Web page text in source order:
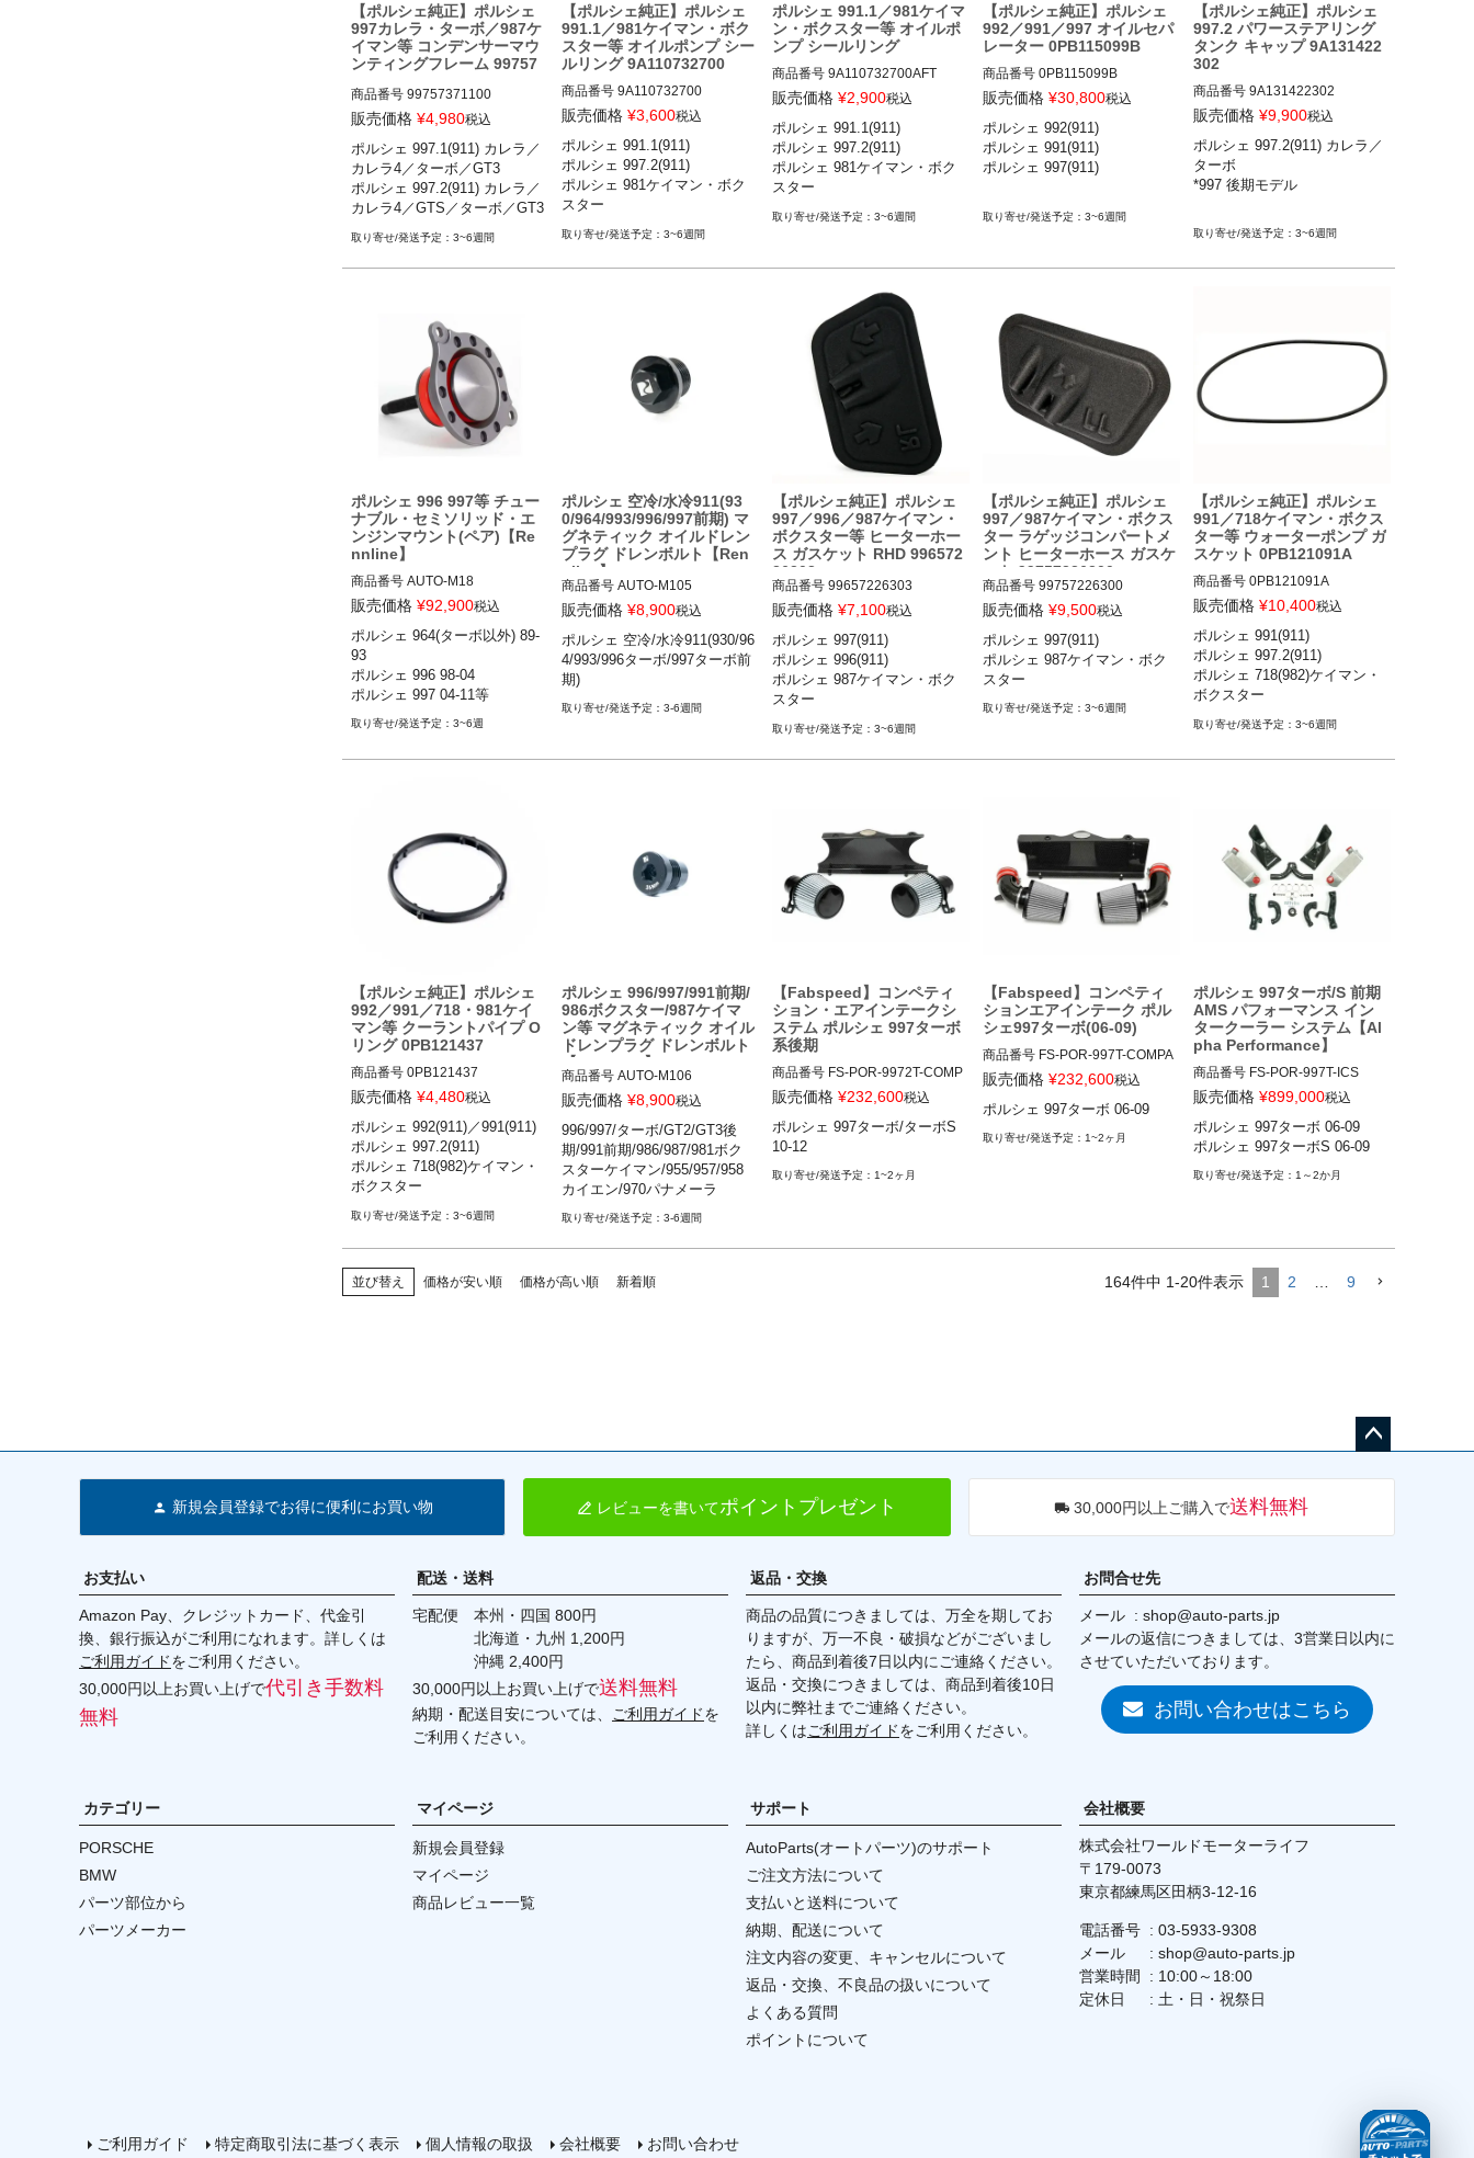
【ポルシェ純正】ポルシェ
997カレラ・ターボ／987ケ
イマン等 コンデンサーマウ
ンティングフレーム 99757
商品番号 99757371100
ポルシェ 997.1(911) カレラ／カ
レラS／カレラ4／カレラ4S／タ
ーボ／GT3／GT3 RS 05-08
ポルシェ 997.2(911) カレラ／カ
レラS／カレラ4／カレラ4S／G
T3 RS 09-13
ポルシェ 987ボクスター ボクス
ター／ボクスターS 05-12
販売価格 ¥4,980税込
ポルシェ 997.1(911) カレラ／
カレラ4／ターボ／GT3
ポルシェ 997.2(911) カレラ／
カレラ4／GTS／ターボ／GT3
ポルシェ 987ケイマン・ボク
スター
3~6週間
【ポルシェ純正】ポルシェ
991.1／981ケイマン・ボク
スター等 オイルポンプ シー
ルリング 9A110732700
商品番号 9A110732700
ポルシェ 991.1(911) カレラ／カ
レラS／カレラ4／カレラ4S／タ
ーボ／ターボS／GT3／GT3 RS
11-15
ポルシェ 997.2(911) カレラ／カ
カレラ4S／カレラ4GTS／ター
ポルシェ 981ボクスター ボクス
ター／ボクスターS 12-16
ポルシェ 987.2ケイマン ケイマ
*997／987後期モデル(997.2／9
87.2)
販売価格 ¥3,600税込
ポルシェ 991.1(911)
ポルシェ 997.2(911)
ポルシェ 981ケイマン・ボク
スター
ポルシェ 987.2ケイマン・ボ
クスター ケイマン／ケイマン
3~6週間
ポルシェ 991.1／981ケイマ
ン・ボクスター等 オイルポ
ンプ シールリング
商品番号 9A110732700AFT
ポルシェ 991.1(911) カレラ／カ
レラS／カレラ4／カレラ4S／タ
ーボ／ターボS／GT3／GT3 RS
11-15
ポルシェ 997.2(911) カレラ／カ
ボ／ターボS／GT2／GT2RS／G
T3／GT3 RS 08-11
ポルシェ 981ケイマン ケイマン
／ケイマンS／GT4 12-16
ポルシェ 981ボクスター ボクス
ター／ボクスターS 12-16
ポルシェ 987.2ケイマン ケイマ
ン／ケイマンS／ケイマンR 09-
ポルシェ 987.2ボクスター ボク
スター／ボクスターS 09-12
87.2)
販売価格 ¥2,900税込
ポルシェ 991.1(911)
ポルシェ 997.2(911)
ポルシェ 981ケイマン・ボク
スター
ポルシェ 987.2ケイマン・ボ
クスター ケイマン／ケイマン
3~6週間
【ポルシェ純正】ポルシェ
992／991／997 オイルセパ
レーター 0PB115099B
商品番号 0PB115099B
ポルシェ 992(911) カレラ／カレ
ラS／カレラ4／カレラ4S／タル
ガ4／タルガ4S／ターボ／ター
ポルシェ 991(911) カレラ／カレ
ポルシェ 997(911) カレラ／カレ
レラ4S／カレラ4GTS／ターボ
／ターボS 09-11
販売価格 ¥30,800税込
ポルシェ 992(911)
ポルシェ 991(911)
ポルシェ 997(911)
3~6週間
【ポルシェ純正】ポルシェ
997.2 パワーステアリング
タンク キャップ 9A131422
302
商品番号 9A131422302
ポルシェ 997.2(911) カレラ／カ
レラS／カレラGTS／カレラ4／
カレラ4S／カレラ4GTS／ター
11
販売価格 ¥9,900税込
ポルシェ 997.2(911) カレラ／
ターボ
*997 後期モデル
3~6週間
ポルシェ 996 997等 チュー
ナブル・セミソリッド・エ
ンジンマウント(ペア)【Re
nnline】
商品番号 AUTO-M18
M18
ポルシェ 964(ターボ以外) 89-93
ポルシェ 993 93-98
ポルシェ 996 98-04
ポルシェ 997 04-11
ポルシェ 986ボクスターS 00-04
マン 04-12
販売価格 ¥92,900税込
ポルシェ 964(ターボ以外) 89-
93
ポルシェ 996 98-04
ポルシェ 997 04-11等
3~6週
ポルシェ 空冷/水冷911(93
0/964/993/996/997前期) マ
グネティック オイルドレン
プラグ ドレンボルト【Ren
nline】
商品番号 AUTO-M105
ポルシェ 930 74-89
ポルシェ 964 89-94
ポルシェ 993 94-97
ポルシェ 997ターボ/GT2/GT3前
ポルシェ 968 92-95
販売価格 ¥8,900税込
ポルシェ 空冷/水冷911(930/96
4/993/996ターボ/997ターボ前
期)
3-6週間
【ポルシェ純正】ポルシェ
997／996／987ケイマン・
ボクスター等 ヒーターホー
ス ガスケット RHD 996572
26303
商品番号 99657226303
ポルシェ 997(911) カレラ／カレ
ラS／カレラGTS／カレラ4／カ
レラ4S／カレラ4GTS／ターボ
／ターボS／GT2／GT2RS／GT
3／GT3 RS 04-11
ラ4／カレラ4S／ターボ／ター
／ケイマンS／ケイマンR 05-12
ポルシェ 987ボクスター ボクス
ター／ボクスターS 05-12
ポルシェ 986ボクスター ボクス
ター／ボクスターS 96-04
販売価格 ¥7,100税込
ポルシェ 997(911)
ポルシェ 996(911)
ポルシェ 987ケイマン・ボク
スター
3~6週間
【ポルシェ純正】ポルシェ
997／987ケイマン・ボクス
ター ラゲッジコンパートメ
ント ヒーターホース ガスケ
ット 99757226300
商品番号 99757226300
ポルシェ 997(911) カレラ／カレ
ラS／カレラGTS／カレラ4／カ
レラ4S／カレラ4GTS／ターボ
／ターボS／GT2／GT2RS／GT
／ケイマンS／ケイマンR 05-12
販売価格 ¥9,500税込
ポルシェ 997(911)
ポルシェ 987ケイマン・ボク
3~6週間
【ポルシェ純正】ポルシェ
991／718ケイマン・ボクス
ター等 ウォーターポンプ ガ
スケット 0PB121091A
商品番号 0PB121091A
ポルシェ 991(911) カレラ／カレ
ラS／カレラ4／カレラ4S／ター
ボ／ターボS／GT3／GT3 RS／
GT2 RS 11-19
ポルシェ 997.2(911) カレラ／カ
カレラ4S／カレラ4GTS／ター
マン／ケイマンS／ケイマンGTS
／ケイマンGT4／ケイマンGT4
RS 16-
ポルシェ 718(982)ボクスター ボ
クスター／ボクスターS／ボクス
ポルシェ 981ボクスター ボクス
ター／ボクスターS 12-16
ポルシェ 987.2ケイマン ケイマ
ン／ケイマンS／ケイマンR 09-
12
ポルシェ 987.2ボクスター ボク
販売価格 ¥10,400税込
ポルシェ 991(911)
ポルシェ 997.2(911)
ポルシェ 718(982)ケイマン・
ボクスター
ポルシェ 981ケイマン・ボク
3~6週間
【ポルシェ純正】ポルシェ
992／991／718・981ケイ
マン等 クーラントパイプ O
リング 0PB121437
商品番号 0PB121437
ポルシェ 992(911) カレラ／カレ
ラS／カレラ4／カレラ4S／タル
ガ4／タルガ4S／ターボ／ター
ボS／GT3 18-
ポルシェ 991(911) カレラ／カレ
ボ／ターボS／GT3／GT3 RS／
GT2 RS 11-19
ポルシェ 997.2(911) カレラ／カ
ポルシェ 981 ケイマン／ケイマ
ポルシェ 987.2 ケイマン／ケイ
マンS／ケイマンR 09-12
ポルシェ 987.2 ボクスター／ボ
クスターS 09-12
販売価格 ¥4,480税込
ポルシェ 992(911)／991(911)
ポルシェ 997.2(911)
ポルシェ 718(982)ケイマン・
ボクスター
スター 等
3~6週間
ポルシェ 996/997/991前期/
986ボクスター/987ケイマ
ン等 マグネティック オイル
ドレンプラグ ドレンボルト
【Rennline】
商品番号 AUTO-M106
ポルシェ 996カレラ系 97-04
ポルシェ 997カレラ系 04-11
ポルシェ 997ターボ/GT2/GT3後
期 08-11
ポルシェ 986ボクスター 96-04
ポルシェ 987ボクスター/ケイマ
ン 04-12
販売価格 ¥8,900税込
996/997/ターボ/GT2/GT3後
期/991前期/986/987/981ボク
スターケイマン/955/957/958
カイエン/970パナメーラ
3-6週間
【Fabspeed】コンペティ
ション・エアインテークシ
ステム ポルシェ 997ターボ
系後期
商品番号 FS-POR-9972T-COMP
AI
12FAB"FS.POR.9972T.COMPAI"
販売価格 ¥232,600税込
ポルシェ 997ターボ/ターボS
10-12
1~2ヶ月
【Fabspeed】コンペティ
ションエアインテーク ポル
シェ997ターボ(06-09)
商品番号 FS-POR-997T-COMPA
I 販売価格 ¥232,600税込
ポルシェ 997ターボ 06-09
1~2ヶ月
ポルシェ 997ターボ/S 前期
AMS パフォーマンス イン
タークーラー システム【Al
pha Performance】
商品番号 FS-POR-997T-ICS
FS_POR_997T_ICS
※Fabspeedサイトではカート不
具合で価格表示ありませんがメ
ーカーサイトで確認済みです
m/
ポルシェ 997ターボ 06-09
販売価格 ¥899,000税込
ポルシェ 997ターボ 06-09
ポルシェ 997ターボS 06-09
1～2か月
並び替え 価格が安い順 価格が高い順 新着順 164件中 1-20件表示 1 2 9
へ
新規会員登録でお得に便利にお買い物 レビューを書いてポイントプレゼント 30,000円以上ご購入で送料無料
お支払い
Amazon Pay、クレジットカード、代金引
換、銀行振込がご利用になれます。詳しくは
ご利用ガイドをご利用ください。
30,000円以上お買い上げで代引き手数料
無料
配送・送料
宅配便 本州・四国 800円
北海道・九州 1,200円
沖縄 2,400円
30,000円以上お買い上げで送料無料
納期・配送目安については、 ご利用ガイドを
ご利用ください。
返品・交換
商品の品質につきましては、万全を期してお
りますが、万一不良・破損などがございまし
たら、商品到着後7日以内にご連絡ください。
返品・交換につきましては、商品到着後10日
以内に弊社までご連絡ください。
詳しくはご利用ガイドをご利用ください。
お問合せ先
メール
shop@auto-parts.jp
メールの返信につきましては、3営業日以内に
させていただいております。
お問い合わせはこちら
カテゴリー
PORSCHE
BMW
パーツ部位から
パーツメーカー
マイページ
新規会員登録
マイページ
商品レビュー一覧
サポート
AutoParts(オートパーツ)のサポート
ご注文方法について
支払いと送料について
納期、配送について
注文内容の変更、キャンセルについて
返品・交換、不良品の扱いについて
よくある質問
ポイントについて
会社概要
株式会社ワールドモーターライフ
179-0073
東京都練馬区田柄3-12-16
電話番号
03-5933-9308
メール
shop@auto-parts.jp
営業時間
10:00～18:00
定休日
土・日・祝祭日
ご利用ガイド 特定商取引法に基づく表示 個人情報の取扱 会社概要 お問い合わせ